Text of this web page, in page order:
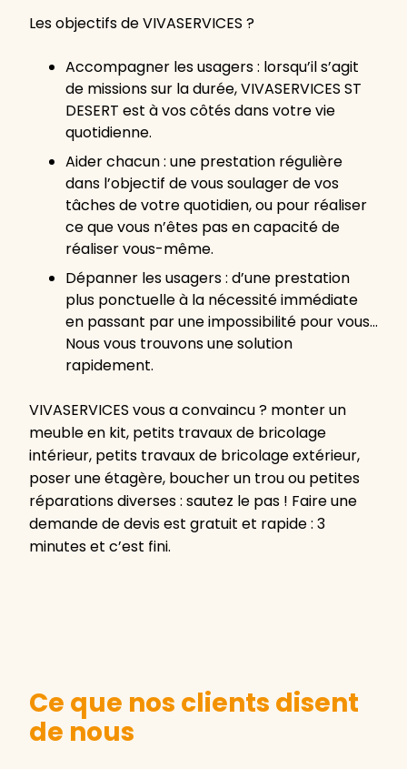
Les objectifs de VIVASERVICES ?
Accompagner les usagers : lorsqu’il s’agit
de missions sur la durée, VIVASERVICES ST
DESERT est à vos côtés dans votre vie
quotidienne.
Aider chacun : une prestation régulière
dans l’objectif de vous soulager de vos
tâches de votre quotidien, ou pour réaliser
ce que vous n’êtes pas en capacité de
réaliser vous-même.
Dépanner les usagers : d’une prestation
plus ponctuelle à la nécessité immédiate
en passant par une impossibilité pour vous…
Nous vous trouvons une solution
rapidement.
VIVASERVICES vous a convaincu ? monter un
meuble en kit, petits travaux de bricolage
intérieur, petits travaux de bricolage extérieur,
poser une étagère, boucher un trou ou petites
réparations diverses : sautez le pas ! Faire une
demande de devis est gratuit et rapide : 3
minutes et c’est fini.
Ce que nos clients disent
de nous